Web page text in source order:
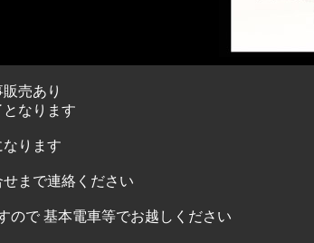
売あり
となります
なります
せまで連絡ください
ので 基本電車等でお越しください